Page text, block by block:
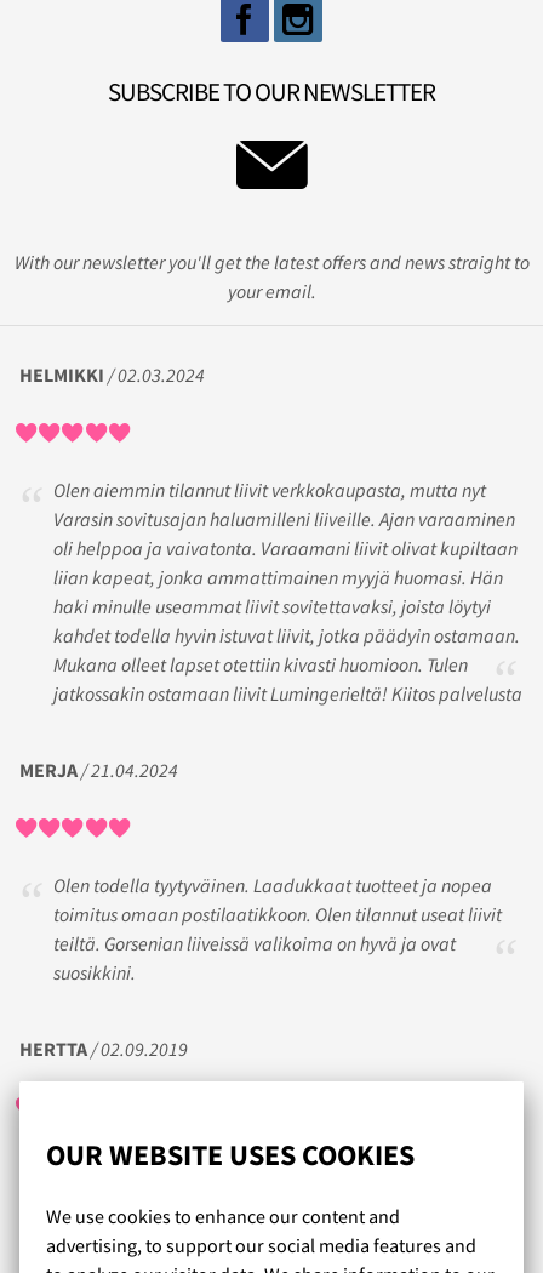
OUR WEBSITE USES COOKIES
We use cookies to enhance our content and
advertising, to support our social media features and
SUBSCRIBE TO OUR NEWSLETTER
With our newsletter you'll get the latest offers and news straight to
your email.
HELMIKKI / 02.03.2024
Olen aiemmin tilannut liivit verkkokaupasta, mutta nyt
Varasin sovitusajan haluamilleni liiveille. Ajan varaaminen
oli helppoa ja vaivatonta. Varaamani liivit olivat kupiltaan
liian kapeat, jonka ammattimainen myyjä huomasi. Hän
haki minulle useammat liivit sovitettavaksi, joista löytyi
kahdet todella hyvin istuvat liivit, jotka päädyin ostamaan.
Mukana olleet lapset otettiin kivasti huomioon. Tulen
jatkossakin ostamaan liivit Lumingerieltä! Kiitos palvelusta
MERJA / 21.04.2024
Olen todella tyytyväinen. Laadukkaat tuotteet ja nopea
toimitus omaan postilaatikkoon. Olen tilannut useat liivit
teiltä. Gorsenian liiveissä valikoima on hyvä ja ovat
suosikkini.
HERTTA / 02.09.2019
Sattuman kautta löysin tämän satumaisen ihanan kaupan,
kerta olen ollut erittäin tyytyväinen ja innoissani odottelen
tulevaa lähetystä. Kiitos erinomaisen hurmaavasta